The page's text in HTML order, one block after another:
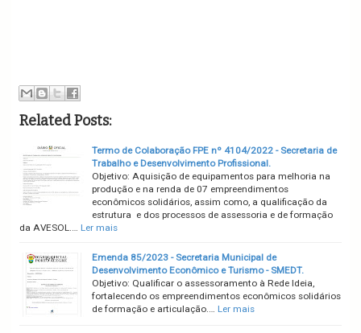
Related Posts:
Termo de Colaboração FPE nº 4104/2022 - Secretaria de
Trabalho e Desenvolvimento Profissional.
Objetivo: Aquisição de equipamentos para melhoria na
produção e na renda de 07 empreendimentos
econômicos solidários, assim como, a qualificação da
estrutura e dos processos de assessoria e de formação
da AVESOL.…
Ler mais
Emenda 85/2023 - Secretaria Municipal de
Desenvolvimento Econômico e Turismo - SMEDT.
Objetivo: Qualificar o assessoramento à Rede Ideia,
fortalecendo os empreendimentos econômicos solidários
de formação e articulação.…
Ler mais